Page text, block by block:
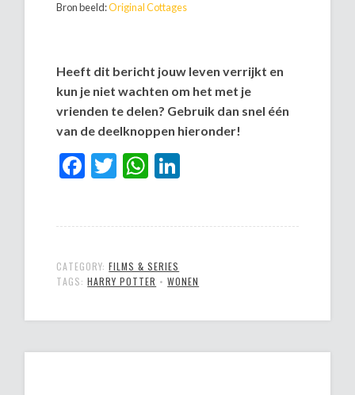
Bron beeld:Original Cottages
Heeft dit bericht jouw leven verrijkt en
kun je niet wachten om het met je
vrienden te delen? Gebruik dan snel één
van de deelknoppen hieronder!
Facebook
TwitterWhatsApp
CATEGORY:FILMS & SERIES
TAGS:HARRY POTTER •WONEN